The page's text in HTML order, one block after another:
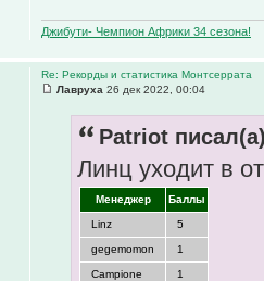
Джибути- Чемпион Африки 34 сезона!
Re: Рекорды и статистика Монтсеррата
Лавруха 26 дек 2022, 00:04
Patriot
Линц уходит в
Менеджер Баллы
Linz 5
gegemomon 1
Campione 1